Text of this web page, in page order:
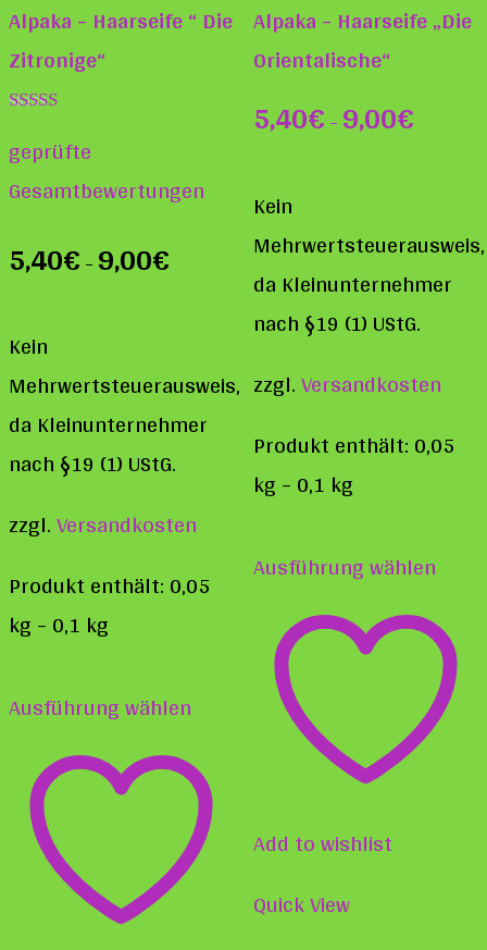
Alpaka – Haarseife “ Die
Zitronige“
5.00
von 5
geprüfte
Gesamtbewertungen
5,40€–9,00€
Kein
Mehrwertsteuerausweis,
da Kleinunternehmer
nach §19 (1) UStG.
zzgl.Versandkosten
Produkt enthält: 0,05
kg– 0,1 kg
Ausführung wählen
weist
mehrere
Varianten
Alpaka – Haarseife „Die
Orientalische“
5,40€–9,00€
Kein
Mehrwertsteuerausweis,
da Kleinunternehmer
nach §19 (1) UStG.
zzgl.Versandkosten
Produkt enthält: 0,05
kg– 0,1 kg
Ausführung wählen
weist
auf.
Add to wishlist
Quick View